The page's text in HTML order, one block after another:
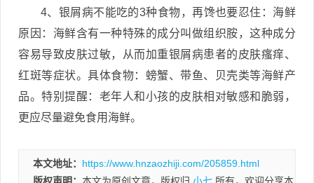
4、银屑病不能吃的3种食物，再馋也要忍住：海鲜
原因：海鲜含有一种特殊的成分叫做组织胺，这种成分
容易导致皮肤过敏，从而加重银屑病患者的皮肤瘙痒、
红斑等症状。具体食物：螃蟹、带鱼、贝壳类等海鲜产
品。特别提醒：老年人和小孩的皮肤相对敏感和脆弱，
更应尽量避免食用海鲜。
本文地址： https://www.hnzaozhiji.com/205859.html
版权声明： 本文为原创文章，版权归 小七 所有，欢迎分享本